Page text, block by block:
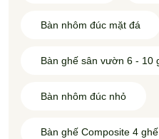
Bàn nhôm đúc mặt đá
Bàn ghế sân vườn 6 - 10
Bàn nhôm đúc nhỏ
Bàn ghế Composite 4 ghế